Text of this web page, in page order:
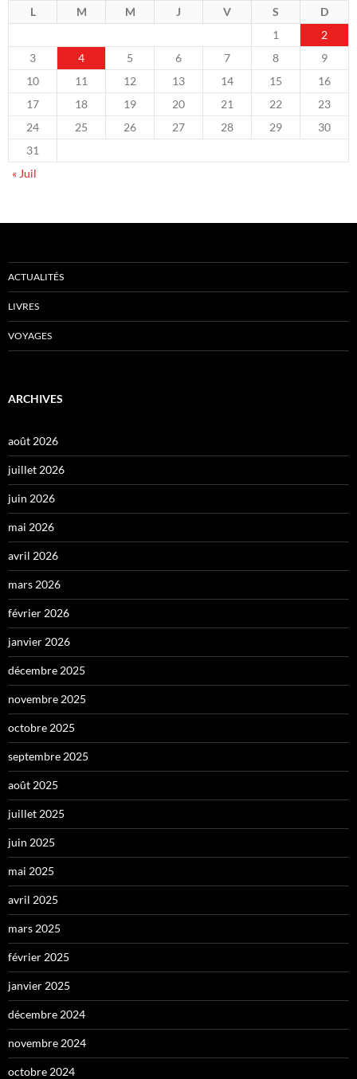
L M M J V S
D
1
2
3
4 5 6 7 8
9
10
11 12 13 14 15
16
17
18 19 20 21 22
23
24
25 26 27 28 29
30
31
« Juil
ACTUALITÉS
LIVRES
VOYAGES
ARCHIVES
août 2026
juillet 2026
juin 2026
mai 2026
avril 2026
mars 2026
février 2026
janvier 2026
décembre 2025
novembre 2025
octobre 2025
septembre 2025
août 2025
juillet 2025
juin 2025
mai 2025
avril 2025
mars 2025
février 2025
janvier 2025
décembre 2024
novembre 2024
octobre 2024